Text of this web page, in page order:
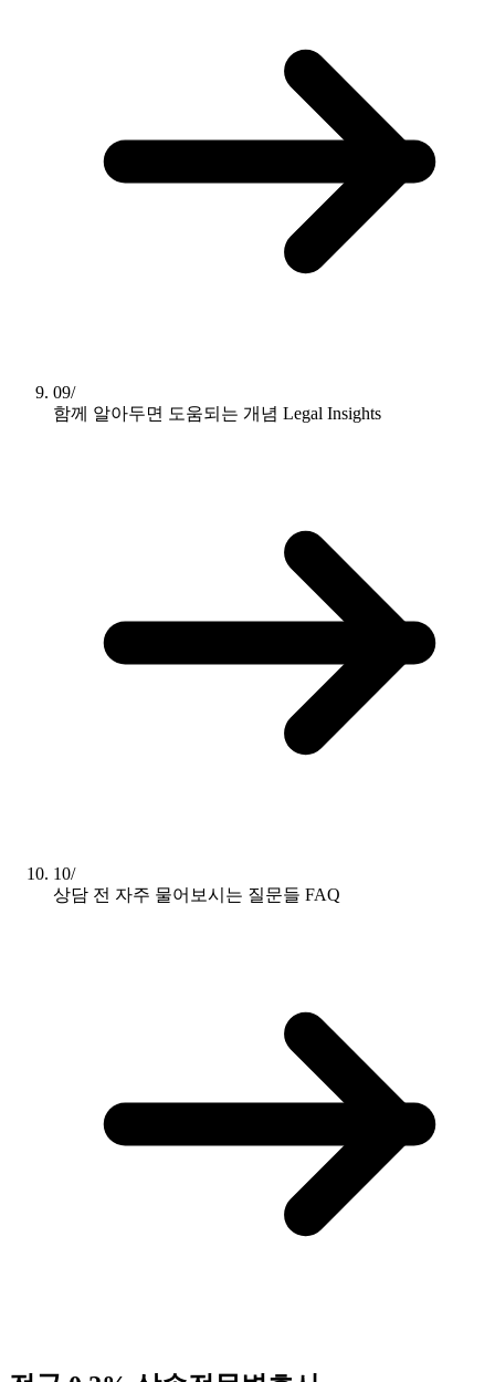
09/
함께 알아두면 도움되는 개념 Legal Insights
10/
상담 전 자주 물어보시는 질문들 FAQ